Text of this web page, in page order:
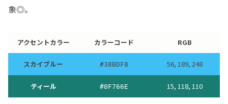
象◎。
アクセントカラー カラーコード RGB
スカイブルー #38BDF8 56, 189, 248
ティール #0F766E 15, 118, 110